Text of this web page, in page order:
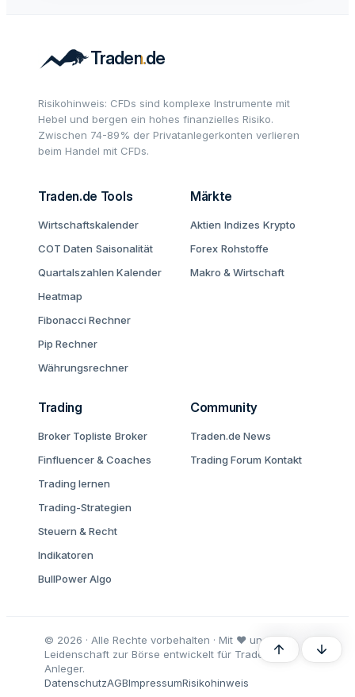
Risikohinweis: CFDs sind komplexe Instrumente mit
Hebel und bergen ein hohes finanzielles Risiko.
Zwischen 74-89% der Privatanlegerkonten verlieren
beim Handel mit CFDs.
Traden.de Tools
Wirtschaftskalender
COT Daten Saisonalität
Quartalszahlen Kalender
Heatmap
Fibonacci Rechner
Pip Rechner
Währungsrechner
Märkte
Aktien Indizes Krypto
Forex Rohstoffe
Makro & Wirtschaft
Trading
Broker Topliste Broker
Finfluencer & Coaches
Trading lernen
Trading-Strategien
Steuern & Recht
Indikatoren
BullPower Algo
Community
Traden.de News
Trading Forum Kontakt
© 2026 · Alle Rechte vorbehalten · Mit ♥ und
Leidenschaft zur Börse entwickelt für Trader und
Anleger.
DatenschutzAGBImpressumRisikohinweis
Oben Unten